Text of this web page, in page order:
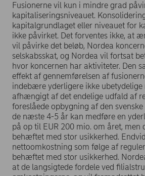
Fusionerne vil kun i mindre grad
kapitaliseringsniveauet.
kapitalgrundlaget eller niveauet for
ikke påvirket. Det forventes ikke, at
vil påvirke det beløb, Nordea
selskabsskat, og Nordea vil fortsat
hvor koncernen har aktiviteter. Den
effekt af gennemførelsen af
indebære yderligere ikke
afhængigt af det endelige udfald af
foreslåede opbygning af den
de næste 4-5 år kan medføre en
på op til EUR 200 mio. om året, men
behæftet med stor usikkerhed.
nettoomkostning som følge af
behæftet med stor usikkerhed.
at de langsigtede fordele ved